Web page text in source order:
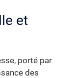
et
porté par
des